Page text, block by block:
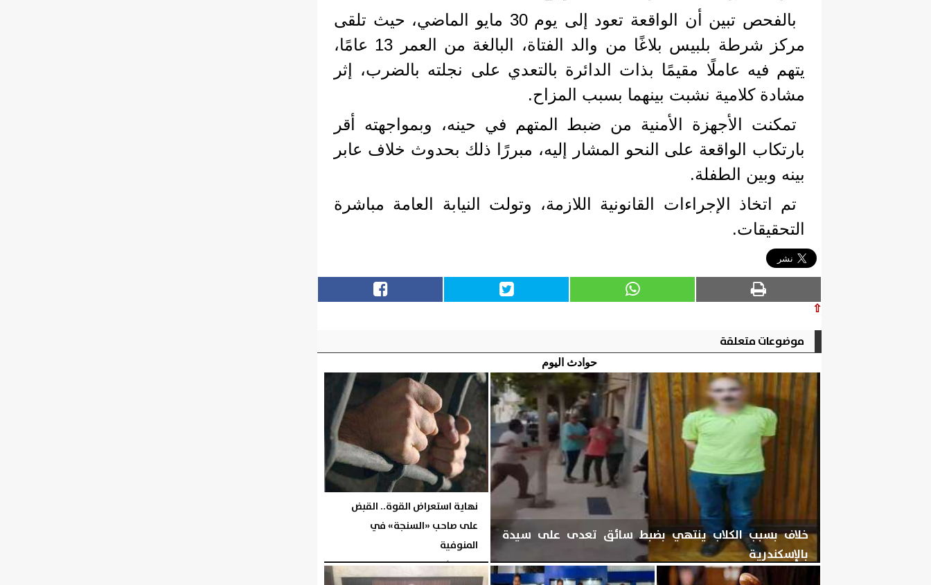
بالفحص تبين أن الواقعة تعود إلى يوم 30 مايو الماضي، حيث تلقى
مركز شرطة بلبيس بلاغًا من والد الفتاة، البالغة من العمر 13 عامًا،
يتهم فيه عاملًا مقيمًا بذات الدائرة بالتعدي على نجلته بالضرب، إثر
مشادة كلامية نشبت بينهما بسبب المزاح.
تمكنت الأجهزة الأمنية من ضبط المتهم في حينه، وبمواجهته أقر
بارتكاب الواقعة على النحو المشار إليه، مبررًا ذلك بحدوث خلاف عابر
بينه وبين الطفلة.
تم اتخاذ الإجراءات القانونية اللازمة، وتولت النيابة العامة مباشرة
التحقيقات.
⇧
موضوعات متعلقة
حوادث اليوم
خلاف بسبب الكلاب ينتهي بضبط سائق تعدى على سيدة
بالإسكندرية
نهاية استعراض القوة.. القبض
على صاحب «السنجة» في
المنوفية
الخميس، 6 أغسطس 2026 06:05 مـ